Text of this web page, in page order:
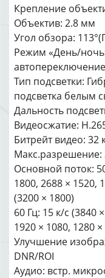
Крепление
Объектив: 2.8 мм
Угол обзора:
Режим «День/
Тип подсветки:
подсветка белым
Дальность
Видеосжатие:
Битрейт видео: 32
Макс.разрешение:
Основной поток:
1800, 2688 × 1520,
(3200 × 1800)
60 Гц: 15 к/с (3840
1920 × 1080, 1280
Улучшение
DNR/ROI
Аудио: встр.